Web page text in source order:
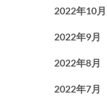
2022年10月
2022年9月
2022年8月
2022年7月